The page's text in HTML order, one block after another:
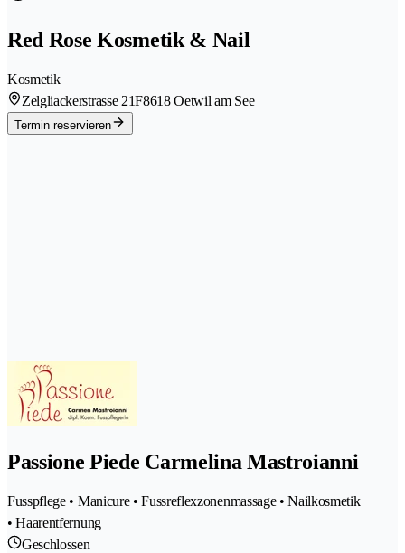
Red Rose Kosmetik & Nail
Kosmetik
Zelgliackerstrasse 21F8618 Oetwil am See
Termin reservieren
Passione Piede Carmelina Mastroianni
Fusspflege • Manicure • Fussreflexzonenmassage • Nailkosmetik
• Haarentfernung
Geschlossen